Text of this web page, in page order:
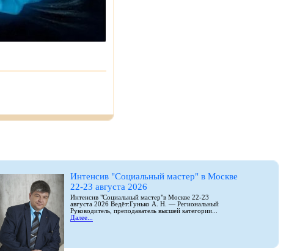
Интенсив "Социальный мастер" в Москве
22-23 августа 2026
Интенсив "Социальный мастер"в Москве 22-23
августа 2026 Ведёт:Гунько А. Н. — Региональный
Руководитель, преподаватель высшей категории...
Далее...